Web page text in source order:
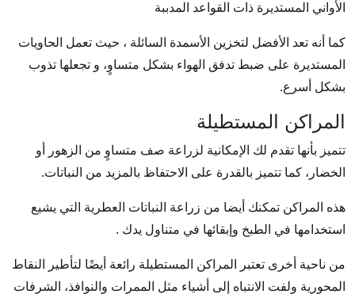
الأواني المستديرة ذات القواعد المدببة
كما أنه تعد الأفضل لتخزين الأسمدة السائلة ، حيث تعمل الحاويات
المستديرة على ضبط تدفق الهواء بشكل متساوٍ، و تجعلها تذوب
بشكل أسرع.
المراكن المستطيلة
تتميز بأنها تقدم لك الإمكانية لزراعة صف متساوٍ من الزهور أو
الخضار، كما تتميز بالقدرة على الاحتفاظ بالمزيد من النباتات.
هذه المراكن تمكنك أيضا من زراعة النباتات العطرية التي يشيع
استخدامها في الطبخ وإبقائها في متناول يدك .
من ناحية أخرى تعتبر المراكن المستطيلة رائعة أيضًا لتأطير النقاط
المحورية ولفت الانتباه إلى أشياء مثل الممرات والنوافذ، الشرفات